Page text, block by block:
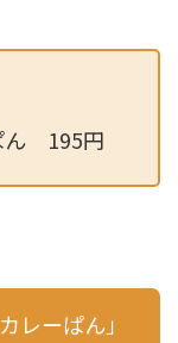
ん 195円
レーぱん」